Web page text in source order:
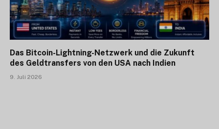
Das Bitcoin-Lightning-Netzwerk und die Zukunft
des Geldtransfers von den USA nach Indien
9. Juli 2026